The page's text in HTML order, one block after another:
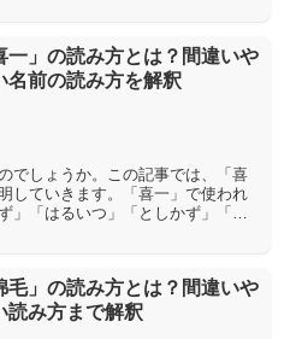
一」の読み方とは？間違いや
名前の読み方を解釈
でしょうか。この記事では、「喜
していきます。「喜一」で使われ
」「はるいつ」「としかず」「ひ
毛」の読み方とは？間違いや
読み方まで解釈